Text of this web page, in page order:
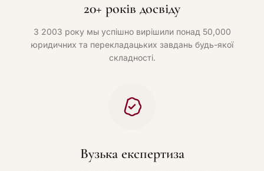
20+ років досвіду
З 2003 року мы успішно вирішили понад 50,000
юридичних та перекладацьких завдань будь-якої
складності.
Вузька експертиза